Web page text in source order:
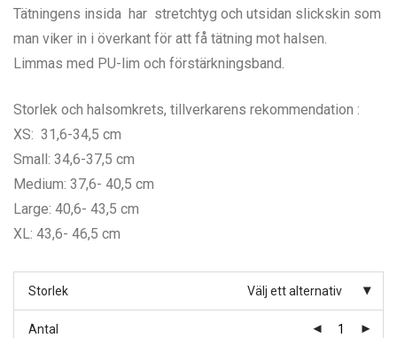
Tätningens insida har stretchtyg och utsidan slickskin som
man viker in i överkant för att få tätning mot halsen.
Limmas med PU-lim och förstärkningsband.
Storlek och halsomkrets, tillverkarens rekommendation :
XS: 31,6-34,5 cm
Small: 34,6-37,5 cm
Medium: 37,6- 40,5 cm
Large: 40,6- 43,5 cm
XL: 43,6- 46,5 cm
Storlek Välj ett alternativ
Antal